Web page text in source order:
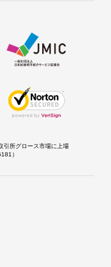
引所グロース市場に上場
）